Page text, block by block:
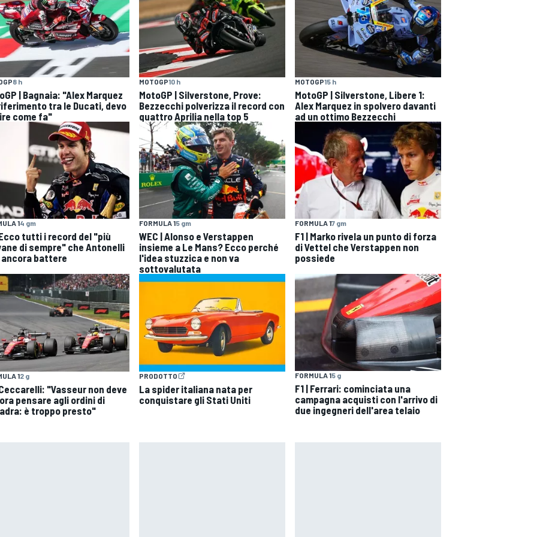
8 h
| Bagnaia: "Alex Marquez
tra le Ducati, devo
come fa"
MOTOGP10 h
MotoGP | Silverstone, Prove:
Bezzecchi polverizza il record con
quattro Aprilia nella top 5
MOTOGP15 h
MotoGP | Silverstone, Libere 1:
Alex Marquez in spolvero davanti
ad un ottimo Bezzecchi
14 gm
Ecco tutti i record del "più
di sempre" che Antonelli
ancora battere
FORMULA 15 gm
WEC | Alonso e Verstappen
insieme a Le Mans? Ecco perché
l'idea stuzzica e non va
sottovalutata
FORMULA 17 gm
F1 | Marko rivela un punto di forza
di Vettel che Verstappen non
possiede
12 g
"Vasseur non deve
pensare agli ordini di
è troppo presto"
PRODOTTO
La spider italiana nata per
conquistare gli Stati Uniti
FORMULA 15 g
F1 | Ferrari: cominciata una
campagna acquisti con l'arrivo di
due ingegneri dell'area telaio